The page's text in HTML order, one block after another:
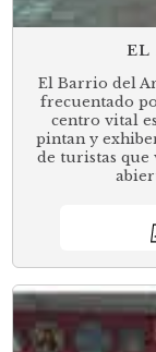
EL
El Barrio del
frecuentado
centro vital
pintan y
de turistas que